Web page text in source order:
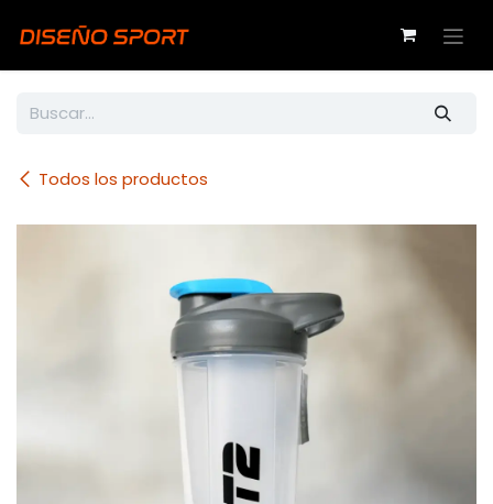
Todos los productos